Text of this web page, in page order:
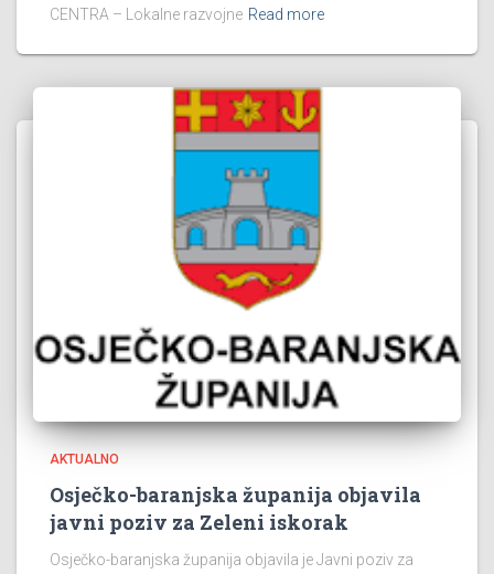
CENTRA – Lokalne razvojne Read more
AKTUALNO
Osječko-baranjska županija objavila
javni poziv za Zeleni iskorak
Osječko-baranjska županija objavila je Javni poziv za